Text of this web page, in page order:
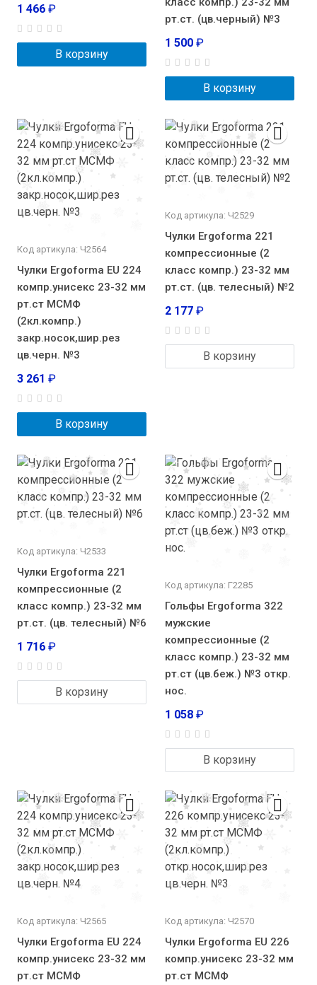
1 466 ₽
В корзину
рт.ст. (цв.черный) №3
1 500 ₽
В корзину
Код артикула: Ч2564
Чулки Ergoforma EU 224
компр.унисекс 23-32 мм
рт.ст МСМФ
(2кл.компр.)
закр.носок,шир.рез
цв.черн. №3
3 261 ₽
В корзину
Код артикула: Ч2529
Чулки Ergoforma 221
компрессионные (2
класс компр.) 23-32 мм
рт.ст. (цв. телесный) №2
2 177 ₽
В корзину
Код артикула: Ч2533
Чулки Ergoforma 221
компрессионные (2
класс компр.) 23-32 мм
рт.ст. (цв. телесный) №6
1 716 ₽
В корзину
Код артикула: Г2285
Гольфы Ergoforma 322
мужские
компрессионные (2
класс компр.) 23-32 мм
рт.ст (цв.беж.) №3 откр.
нос.
1 058 ₽
В корзину
Код артикула: Ч2565
Чулки Ergoforma EU 224
компр.унисекс 23-32 мм
рт.ст МСМФ
Код артикула: Ч2570
Чулки Ergoforma EU 226
компр.унисекс 23-32 мм
рт.ст МСМФ